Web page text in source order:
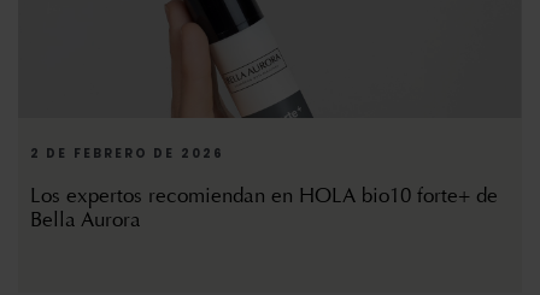
2 DE FEBRERO DE 2026
Los expertos recomiendan en HOLA bio10 forte+ de
Bella Aurora